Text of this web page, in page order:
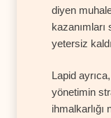
diyen
yetersiz
Lapid
yönetimin
ihmalkarlığı